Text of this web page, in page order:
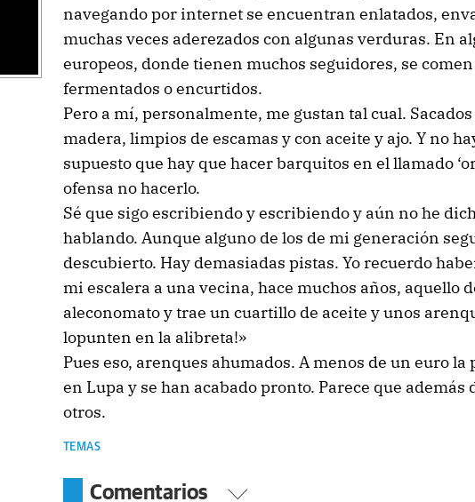
navegando por internet se encuentran enlatados,
muchas veces aderezados con algunas verduras. En
europeos, donde tienen muchos seguidores, se
fermentados o encurtidos.
Pero a mí, personalmente, me gustan tal cual.
madera, limpios de escamas y con aceite y ajo. Y no
supuesto que hay que hacer barquitos en el llamado
ofensa no hacerlo.
Sé que sigo escribiendo y escribiendo y aún no he
hablando. Aunque alguno de los de mi generación
descubierto. Hay demasiadas pistas. Yo recuerdo
mi escalera a una vecina, hace muchos años, aquello
aleconomato y trae un cuartillo de aceite y unos
lopunten en la alibreta!»
Pues eso, arenques ahumados. A menos de un euro
en Lupa y se han acabado pronto. Parece que además
otros.
TEMAS
Comentarios